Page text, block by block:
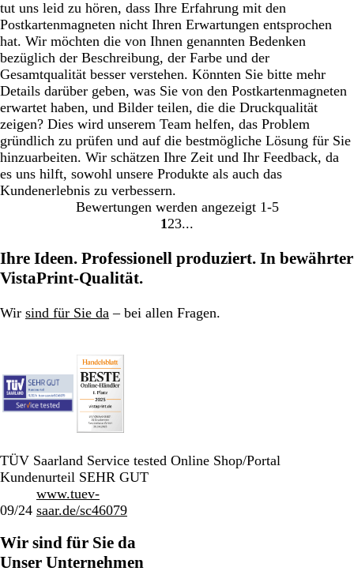
tut uns leid zu hören, dass Ihre Erfahrung mit den
Postkartenmagneten nicht Ihren Erwartungen entsprochen
hat. Wir möchten die von Ihnen genannten Bedenken
bezüglich der Beschreibung, der Farbe und der
Gesamtqualität besser verstehen. Könnten Sie bitte mehr
Details darüber geben, was Sie von den Postkartenmagneten
erwartet haben, und Bilder teilen, die die Druckqualität
zeigen? Dies wird unserem Team helfen, das Problem
gründlich zu prüfen und auf die bestmögliche Lösung für Sie
hinzuarbeiten. Wir schätzen Ihre Zeit und Ihr Feedback, da
es uns hilft, sowohl unsere Produkte als auch das
Kundenerlebnis zu verbessern.
Bewertungen werden angezeigt 1-5
Gehe
Seite
1 Gehe
Seite
2 Gehe
Seite
3
Ihre Ideen. Professionell produziert. In bewährter
VistaPrint-Qualität.
Wir sind für Sie da – bei allen Fragen.
TÜV Saarland Service tested Online Shop/Portal
Kundenurteil SEHR GUT
09/24
www.tuev-
saar.de/sc46079
Wir sind für Sie da
Unser Unternehmen